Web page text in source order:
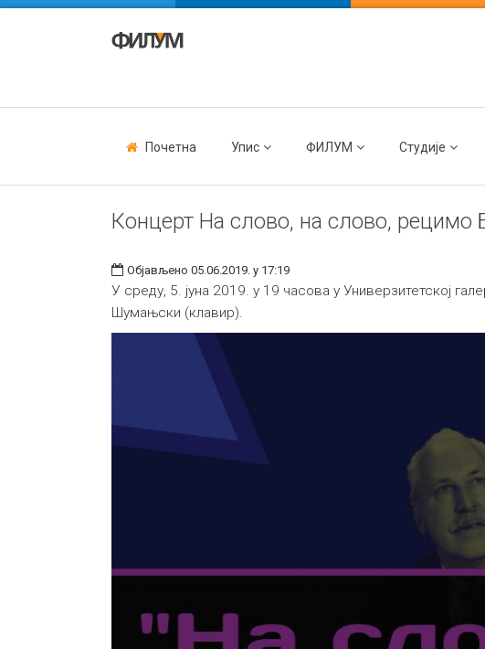
Почетна Упис ФИЛУМ Студије
Концерт На слово, на слово, рецимо
Објављено 05.06.2019. у 17:19
У среду, 5. јуна 2019. у 19 часова у Универзитетској
Шумањски (клавир).